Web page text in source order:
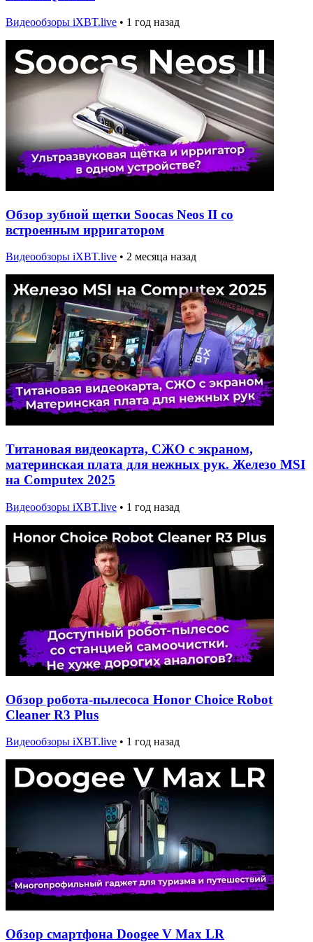
Видеообзоры iXBT.live • 1 год назад
Обзор зубной щетки Soocas Neos II со
встроенным ирригатором
Видеообзоры iXBT.live • 2 месяца назад
Титановая видеокарта, СЖО с экраном,
материнская плата для нежных рук. Железо MSI
на Computex 2025
Видеообзоры iXBT.live • 1 год назад
Обзор робота-пылесоса Honor Choice Robot
Cleaner R3 Plus
Видеообзоры iXBT.live • 1 год назад
Обзор смартфона Doogee V Max LR